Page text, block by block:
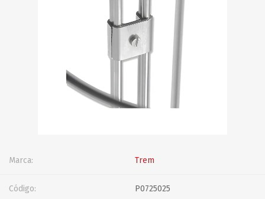
Marca: Trem
Código: P0725025